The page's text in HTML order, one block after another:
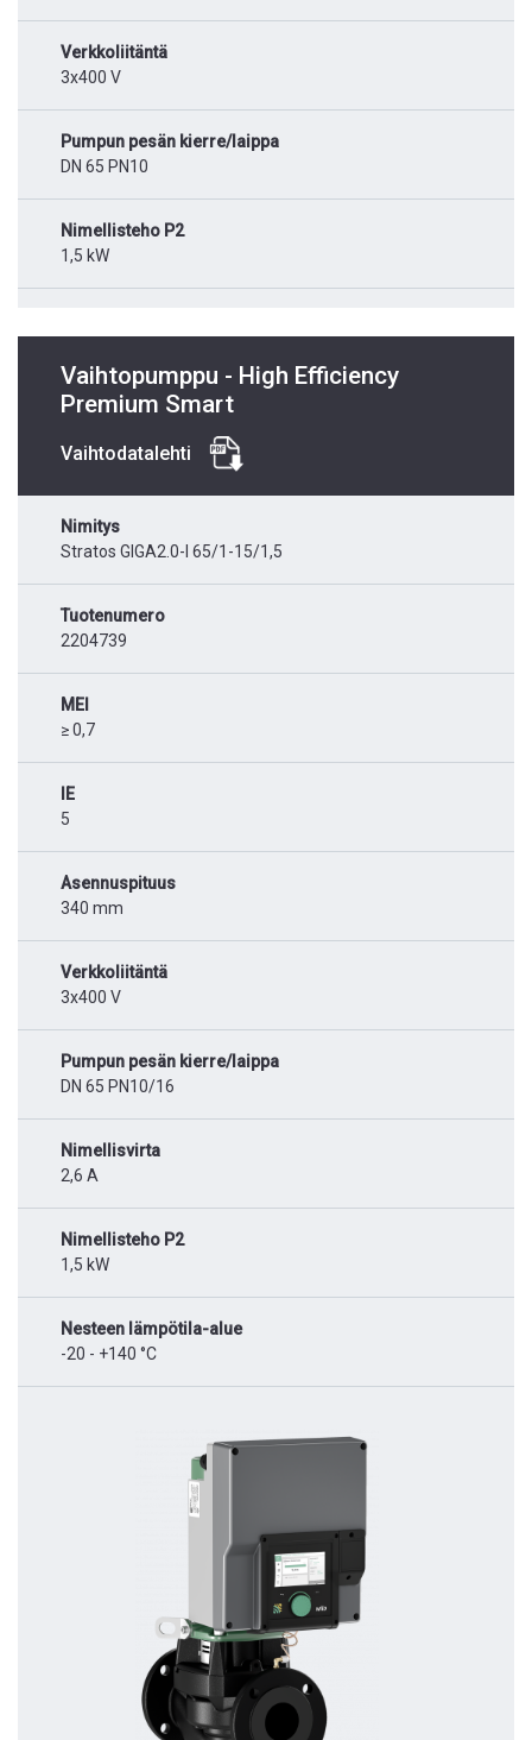
Verkkoliitäntä
3x400 V
Pumpun pesän kierre/laippa
DN 65 PN10
Nimellisteho P2
1,5 kW
Vaihtopumppu - High Efficiency
Premium Smart
Vaihtodatalehti
Nimitys
Stratos GIGA2.0-I 65/1-15/1,5
Tuotenumero
2204739
MEI
≥ 0,7
IE
5
Asennuspituus
340 mm
Verkkoliitäntä
3x400 V
Pumpun pesän kierre/laippa
DN 65 PN10/16
Nimellisvirta
2,6 A
Nimellisteho P2
1,5 kW
Nesteen lämpötila-alue
-20 - +140 °C